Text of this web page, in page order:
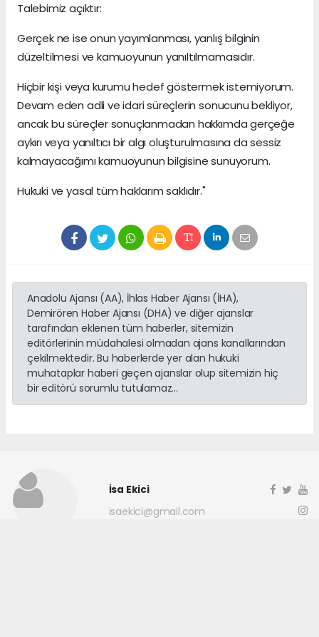
Talebimiz açıktır:
Gerçek ne ise onun yayımlanması, yanlış bilginin
düzeltilmesi ve kamuoyunun yanıltılmamasıdır.
Hiçbir kişi veya kurumu hedef göstermek istemiyorum.
Devam eden adli ve idari süreçlerin sonucunu bekliyor,
ancak bu süreçler sonuçlanmadan hakkımda gerçeğe
aykırı veya yanıltıcı bir algı oluşturulmasına da sessiz
kalmayacağımı kamuoyunun bilgisine sunuyorum.
Hukuki ve yasal tüm haklarım saklıdır."
Anadolu Ajansı (AA), İhlas Haber Ajansı (İHA),
Demirören Haber Ajansı (DHA) ve diğer ajanslar
tarafından eklenen tüm haberler, sitemizin
editörlerinin müdahalesi olmadan ajans kanallarından
çekilmektedir. Bu haberlerde yer alan hukuki
muhataplar haberi geçen ajanslar olup sitemizin hiç
bir editörü sorumlu tutulamaz...
İsa Ekici
isaekici@gmail.com